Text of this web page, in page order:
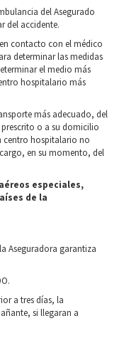
del Asegurado
del accidente.
contacto con el médico
determinar las medidas
el medio más
hospitalario más
más adecuado, del
o a su domicilio
centro hospitalario no
en su momento, del
especiales,
de la
Aseguradora garantiza
a tres días, la
si llegaran a